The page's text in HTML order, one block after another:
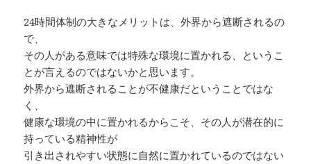
24時間体制の大きなメリットは、外界から遮断されるの
で、
その人がある意味では特殊な環境に置かれる、というこ
とが言えるのではないかと思います。
外界から遮断されることが不健康だということではな
く、
健康な環境の中に置かれるからこそ、その人が潜在的に
持っている精神性が
引き出されやすい状態に自然に置かれているのではない